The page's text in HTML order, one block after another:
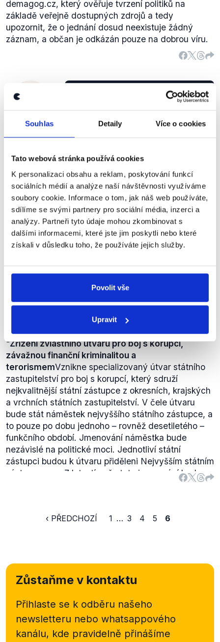
Souhlas Detaily Více o cookies
Tato webová stránka používá cookies
K personalizaci obsahu a reklam, poskytování funkcí
sociálních médií a analýze naší návštěvnosti využíváme
soubory cookie. Informace o tom, jak náš web používáte,
sdílíme se svými partnery pro sociální média, inzerci a
analýzy. Partneři tyto údaje mohou zkombinovat s
dalšími informacemi, které jste jim poskytli nebo které
získali v důsledku toho, že používáte jejich služby.
Povolit vše
Upravit
demagog.cz, který ověřuje tvrzení politiků na
základě veřejně dostupných zdrojů a tedy
upozornit, že o jednání dosud neexistuje žádný
záznam, a občan je odkázán pouze na dobrou víru.
(Václav Moravec: Stejně tak jste
říkala v tomto pořadu, od 1. ledna
2013 by mohlo specializované
státní zastupitelství v rámci
ještě není paragrafované znění
toho zákona.) Tam je to ve fázi
věcného záměru zákona, (právě
jsme jej probírali minulý týden s
kolegy ministry na vládním výboru
pro boj s korupcí.)
Otázky Václava Moravce,1. dubna 2012
PRAVDA
Podle tiskové zprávy ministerstva spravedlnosti
zmiňovanou úpravu. Výrok je tedy pravdivý.
ministerstva spravedlnosti výslovně
v bodu dva uvádí:
"Zřízení zvláštního útvaru pro boj s korupcí,
závažnou finanční kriminalitou a
terorismemVznikne specializovaný útvar státního
zastupitelství pro boj s korupcí, který sdruží
nejkvalitnější státní zástupce z okresních, krajských
a vrchních státních zastupitelství. V čele útvaru
bude stát náměstek nejvyššího státního zástupce, a
to pouze po dobu jednoho – rovněž desetiletého –
funkčního období. Jmenování náměstka bude
nezávislé na politické moci. Jednotliví státní
zástupci budou k útvaru přiděleni Nejvyšším státním
zástupcem na 7 let s tím, že toto jmenování bude
První část výroku o stavu ve
‹ PŘEDCHOZÍ 1 … 3 4 5 6
Zůstaňme v kontaktu
Přihlaste se k odběru našeho
newsletteru nebo whatsappového
kanálu, kde pravidelně přinášíme